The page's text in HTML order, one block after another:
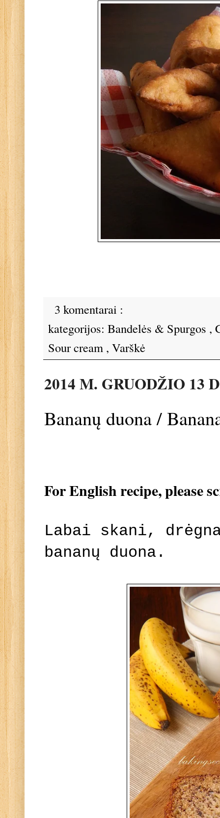
3 komentarai :
kategorijos: Bandelės & Spurgos ,
Sour cream , Varškė
2014 M. GRUODŽIO 13
Bananų duona /
For English recipe, please
Labai skani,
bananų duona.